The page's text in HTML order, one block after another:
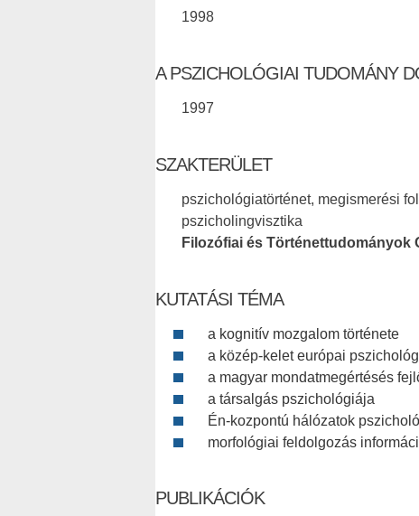
1998
A PSZICHOLÓGIAI TUDOMÁNY
1997
SZAKTERÜLET
pszichológiatörténet, megismerési
pszicholingvisztika
Filozófiai és Történettudományok
KUTATÁSI TÉMA
a kognitív mozgalom története
a közép-kelet európai
a magyar mondatmegértésés
a társalgás pszichológiája
Én-kozpontú hálózatok
morfológiai feldolgozás
PUBLIKÁCIÓK